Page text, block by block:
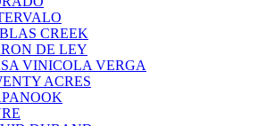
CREEK
DE LEY
VINICOLA VERGA
ACRES